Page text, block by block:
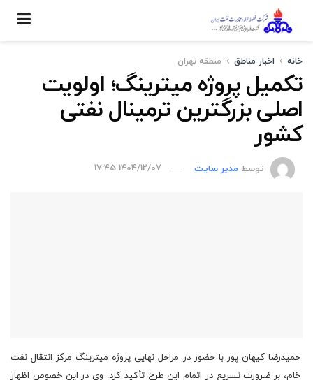
خانه اخبار مناطق منطقه تهران
تکمیل پروژه میترینگ؛ اولویت
اصلی بزرگترین ترمینال نفتی
کشور
توسط مدیر سایت 1404/12/07 17:45
حمیدرضا کیهان پور با حضور در مراحل نهایی پروژه میترینگ مرکز انتقال نفت
خام، بر ضرورت تسریع در اتمام این طرح تأکید کرد. وی در این خصوص اظهار